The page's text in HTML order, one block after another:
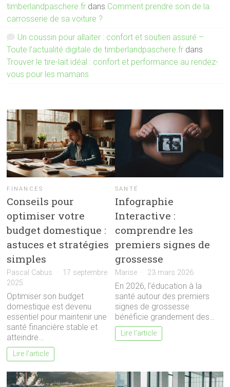
timberlandpaschere.fr dans Comment prendre soin de la
carrosserie de sa voiture ?
Un coussin pour allaiter : confort et soutien assuré –
Toute l'actualité digitale de timberlandpaschere.fr dans
Trouver le tire-lait idéal : confort et performance au rendez-
vous pour les mamans
FINANCES
Conseils pour
optimiser votre
budget domestique :
astuces et stratégies
simples
Pascal Cabus
17 septembre
2025
Optimiser son budget
domestique est devenu
essentiel pour maintenir une
santé financière stable et
atteindre…
Lire l'article
SANTÉ
Infographie
Interactive :
comprendre les
premiers signes de
grossesse
Marise 23 mars 2026
En 2026, l’éducation à la
santé autour des premiers
signes de grossesse
bénéficie grandement des…
Lire l'article